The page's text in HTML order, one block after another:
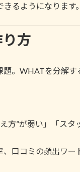
るようになります。
方
。WHATを分解
方”が弱い」「ス
口コミの頻出ワ